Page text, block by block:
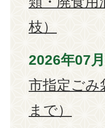
枝）
2026年07
市指定ごみ
まで）